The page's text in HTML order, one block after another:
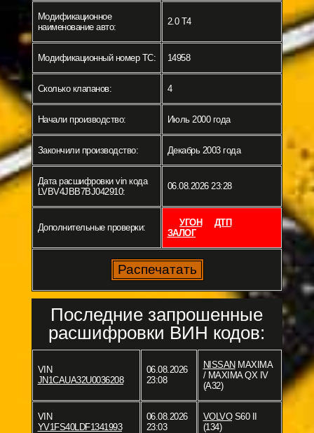
Модификационное
наименование авто:
2.0 T4
Модификационный номер ТС: 14958
Сколько клапанов: 4
Начали производство: Июль 2000 года
Закончили производство: Декабрь 2003 года
Дата расшифровки vin кода
LVBV4JBB7BJ042910:
06.08.2026 23:28
Дополнительные проверки: УГОН
ДТП
ЗАЛОГ
Последние запрошенные
расшифровки ВИН кодов:
VIN
JN1CAUA32U0036208
06.08.2026
23:08
NISSAN MAXIMA
/ MAXIMA QX IV
(A32)
VIN
YV1FS40LDF1341993
06.08.2026
23:03
VOLVOS60 II
(134)